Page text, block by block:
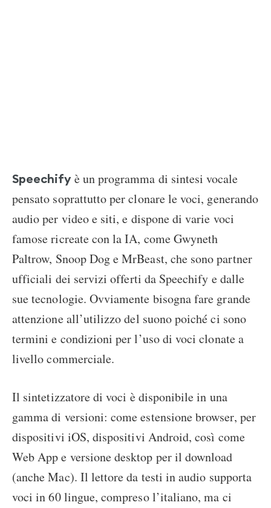
Speechify è un programma di sintesi vocale
pensato soprattutto per clonare le voci, generando
audio per video e siti, e dispone di varie voci
famose ricreate con la IA, come Gwyneth
Paltrow, Snoop Dog e MrBeast, che sono partner
ufficiali dei servizi offerti da Speechify e dalle
sue tecnologie. Ovviamente bisogna fare grande
attenzione all’utilizzo del suono poiché ci sono
termini e condizioni per l’uso di voci clonate a
livello commerciale.
Il sintetizzatore di voci è disponibile in una
gamma di versioni: come estensione browser, per
dispositivi iOS, dispositivi Android, così come
Web App e versione desktop per il download
(anche Mac). Il lettore da testi in audio supporta
voci in 60 lingue, compreso l’italiano, ma ci